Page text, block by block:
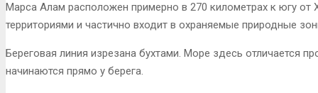
Марса Алам расположен примерно в 270 километрах к югу от
территориями и частично входит в охраняемые природные
Береговая линия изрезана бухтами. Море здесь отличается
начинаются прямо у берега.